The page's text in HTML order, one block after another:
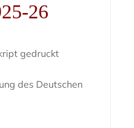
26
gedruckt
des Deutschen